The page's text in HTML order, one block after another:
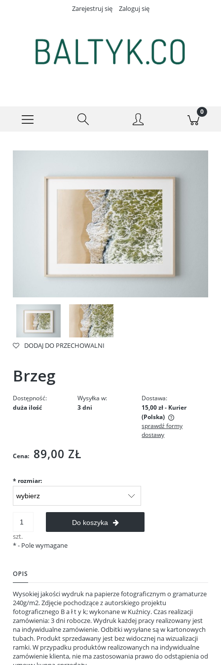
Zarejestruj się Zaloguj się
DODAJ DO PRZECHOWALNI
Brzeg
Dostępność:
duża ilość
Wysyłka w:
3 dni
Dostawa:
15,00 zł- Kurier
(Polska)
Cena nie zawiera ewentualnych kosztów płatności
sprawdź formy
dostawy
Cena: 89,00 ZŁ
* rozmiar:
szt.
Do koszyka
*- Pole wymagane
OPIS
Wysokiej jakości wydruk na papierze fotograficznym o gramaturze
240g/m2. Zdjęcie pochodzące z autorskiego projektu
fotograficznego B a ł t y k; wykonane w Kuźnicy. Czas realizacji
zamówienia: 3 dni robocze. Wydruk każdej pracy realizowany jest
na indywidualne zamówienie. Odbitki wysyłane są w kartonowych
tubach. Produkt sprzedawany jest bez widocznej na wizualizacji
ramki. W przypadku produktów realizowanych na indywidualne
zamówienie klienta, nie ma zastosowania prawo do odstąpienia od